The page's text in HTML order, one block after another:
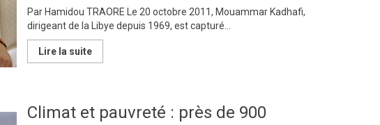
la
neutralité
carbone
Par Hamidou TRAORE Le 20 octobre 2011, Mouammar Kadhafi,
dirigeant de la Libye depuis 1969, est capturé...
Lire la suiteEn
savoir
Mouammar
Kadhafi
Climat et pauvreté : près de 900